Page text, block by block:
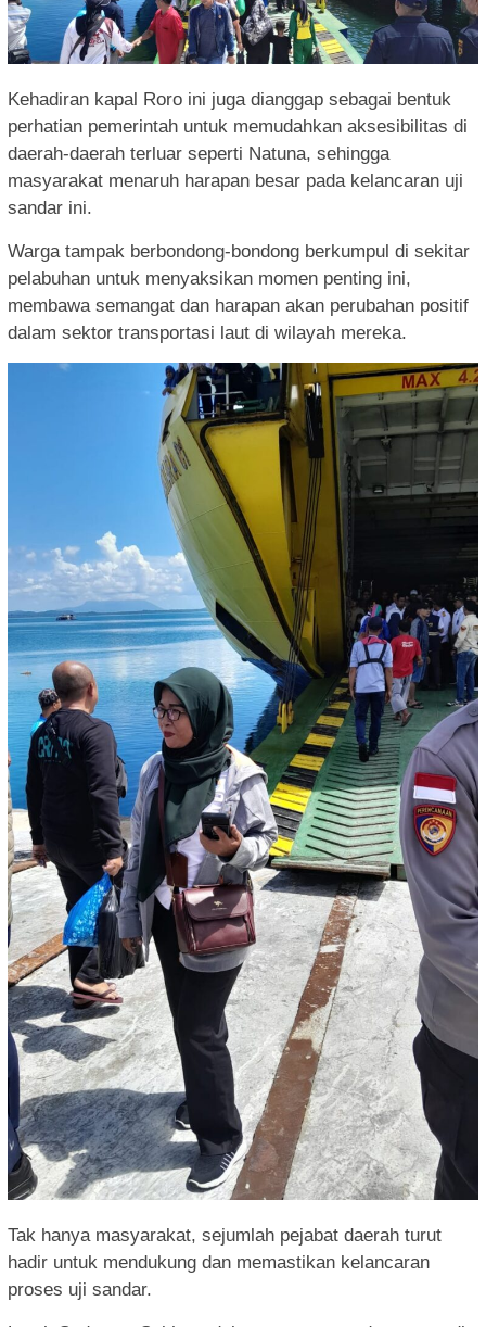
Kehadiran kapal Roro ini juga dianggap sebagai bentuk
perhatian pemerintah untuk memudahkan aksesibilitas di
daerah-daerah terluar seperti Natuna, sehingga
masyarakat menaruh harapan besar pada kelancaran uji
sandar ini.
Warga tampak berbondong-bondong berkumpul di sekitar
pelabuhan untuk menyaksikan momen penting ini,
membawa semangat dan harapan akan perubahan positif
dalam sektor transportasi laut di wilayah mereka.
Tak hanya masyarakat, sejumlah pejabat daerah turut
hadir untuk mendukung dan memastikan kelancaran
proses uji sandar.